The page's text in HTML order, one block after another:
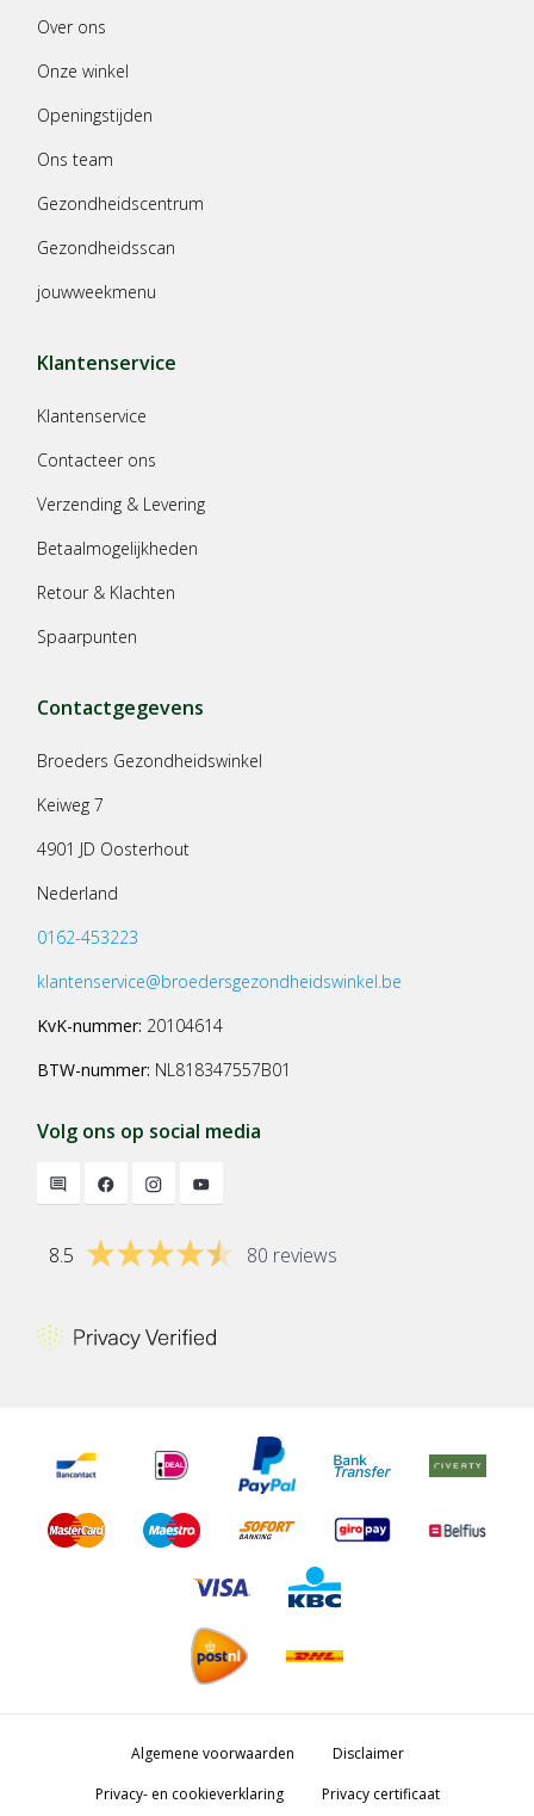
Over ons
Onze winkel
Openingstijden
Ons team
Gezondheidscentrum
Gezondheidsscan
jouwweekmenu
Klantenservice
Klantenservice
Contacteer ons
Verzending & Levering
Betaalmogelijkheden
Retour & Klachten
Spaarpunten
Contactgegevens
Broeders Gezondheidswinkel
Keiweg 7
4901 JD Oosterhout
Nederland
0162-453223
klantenservice@broedersgezondheidswinkel.be
KvK-nummer: 20104614
BTW-nummer: NL818347557B01
Volg ons op social media
8.5 80 reviews
Algemene voorwaarden
Disclaimer
Privacy- en cookieverklaring
Privacy certificaat